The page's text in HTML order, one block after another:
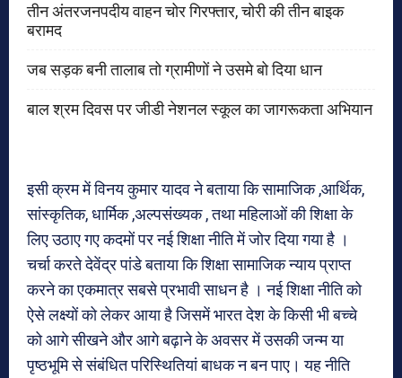
तीन अंतरजनपदीय वाहन चोर गिरफ्तार, चोरी की तीन बाइक
बरामद
जब सड़क बनी तालाब तो ग्रामीणों ने उसमे बो दिया धान
बाल श्रम दिवस पर जीडी नेशनल स्कूल का जागरूकता अभियान
इसी क्रम में विनय कुमार यादव ने बताया कि सामाजिक ,आर्थिक,
सांस्कृतिक, धार्मिक ,अल्पसंख्यक , तथा महिलाओं की शिक्षा के
लिए उठाए गए कदमों पर नई शिक्षा नीति में जोर दिया गया है ।
चर्चा करते देवेंद्र पांडे बताया कि शिक्षा सामाजिक न्याय प्राप्त
करने का एकमात्र सबसे प्रभावी साधन है । नई शिक्षा नीति को
ऐसे लक्ष्यों को लेकर आया है जिसमें भारत देश के किसी भी बच्चे
को आगे सीखने और आगे बढ़ाने के अवसर में उसकी जन्म या
पृष्ठभूमि से संबंधित परिस्थितियां बाधक न बन पाए। यह नीति